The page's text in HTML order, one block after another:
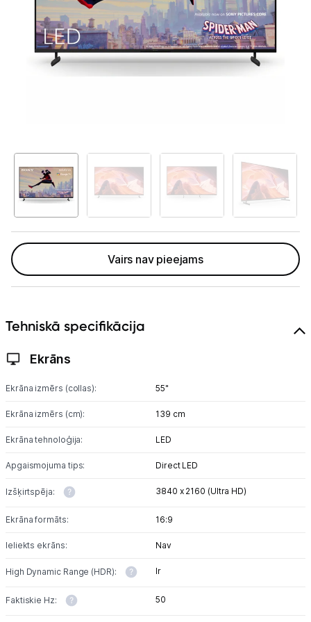
Televizoru stiprinājumi
TV rāmji
Pārsprieguma aizsargi
TV statīvi
Tet Virszemes televīzija
TV iekārtas
Spēļu konsoles
Studijas skaņas aprīkojums
Viedierīces
Sadzīves tehnika
Ražotāju atjaunota tehnika
Vairs nav pieejams
Tehniskā specifikācija
Ekrāns
Ekrāna izmērs (collas): 55"
Ekrāna izmērs (cm): 139 cm
Ekrāna tehnoloģija: LED
Apgaismojuma tips: Direct LED
Izšķirtspēja: 3840 x 2160 (Ultra HD)
Ekrāna formāts: 16:9
Ieliekts ekrāns: Nav
High Dynamic Range (HDR): Ir
Faktiskie Hz: 50